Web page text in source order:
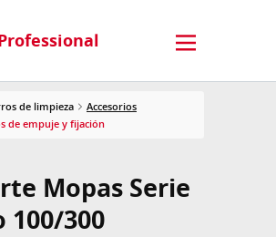
de limpieza
Accesorios
de empuje y fijación
Mopas Serie
100/300